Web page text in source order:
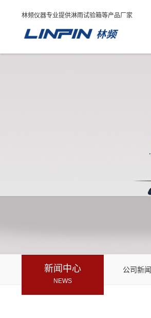
林频仪器专业提供淋雨试验箱等产品厂家
新闻中心
NEWS
公司新闻